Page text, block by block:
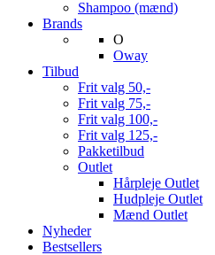
Shampoo (mænd)
Brands
O
Oway
Tilbud
Frit valg 50,-
Frit valg 75,-
Frit valg 100,-
Frit valg 125,-
Pakketilbud
Outlet
Hårpleje Outlet
Hudpleje Outlet
Mænd Outlet
Nyheder
Bestsellers